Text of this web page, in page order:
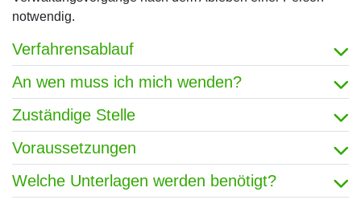
notwendig.
Verfahrensablauf
An wen muss ich mich wenden?
Zuständige Stelle
Voraussetzungen
Welche Unterlagen werden benötigt?